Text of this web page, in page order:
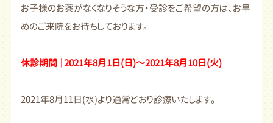
お子様のお薬がなくなりそうな方・受診をご希望の方は、お早
めのご来院をお待ちしております。
休診期間 ｜2021年8月1日(日)～2021年8月10日(火)
2021年8月11日(水)より通常どおり診療いたします。